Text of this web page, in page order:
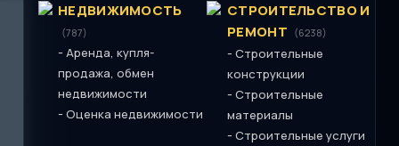
НЕДВИЖИМОСТЬ
(787)
- Аренда, купля-
продажа, обмен
недвижимости
- Оценка недвижимости
СТРОИТЕЛЬСТВО И
РЕМОНТ (6238)
- Строительные
конструкции
- Строительные
материалы
- Строительные услуги